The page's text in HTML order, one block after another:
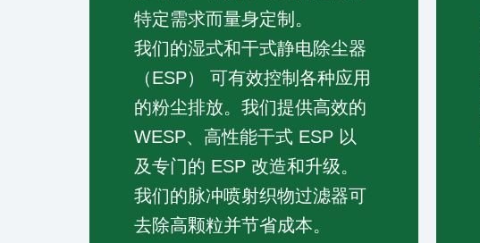
特定需求而量身定制。
我们的湿式和干式静电除尘器
（ESP） 可有效控制各种应用
的粉尘排放。我们提供高效的
WESP、高性能干式 ESP 以
及专门的 ESP 改造和升级。
我们的脉冲喷射织物过滤器可
去除高颗粒并节省成本。